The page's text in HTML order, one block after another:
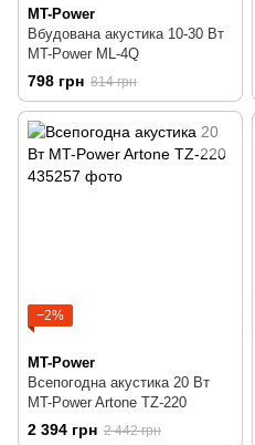
MT-Power
Вбудована акустика 10-30 Вт
MT-Power ML-4Q
798 грн 814 грн
−2%
MT-Power
Всепогодна акустика 20 Вт
MT-Power Artone TZ-220
2 394 грн 2 442 грн